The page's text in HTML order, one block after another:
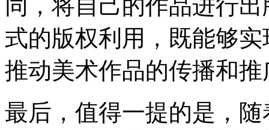
同，将自己的作品进行
式的版权利用，既能够
推动美术作品的传播和推
最后，值得一提的是，